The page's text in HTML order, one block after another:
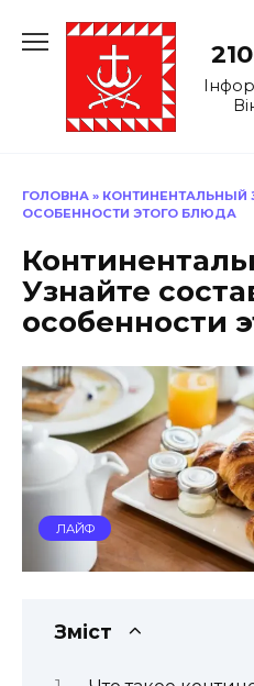
до
ГОЛОВНА » КОНТИНЕНТАЛЬНЫЙ
ОСОБЕННОСТИ ЭТОГО БЛЮДА
Узнайте
особенности
ЛАЙФ
Зміст